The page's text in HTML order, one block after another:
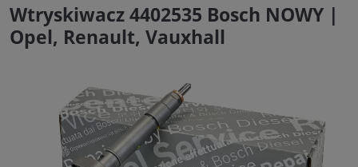
Wtryskiwacz 4402535 Bosch NOWY |
Opel, Renault, Vauxhall